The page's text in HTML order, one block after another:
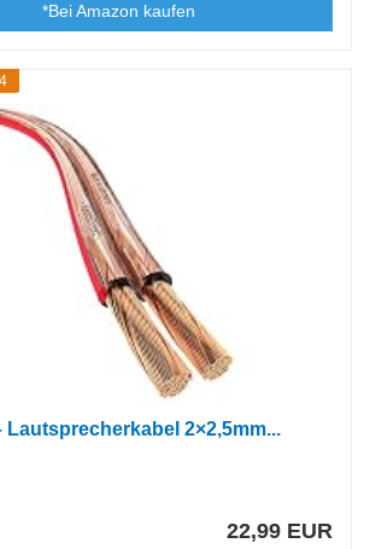
*Bei Amazon kaufen
Lautsprecherkabel 2×2,5mm...
22,99 EUR